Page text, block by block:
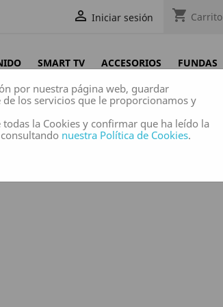
 Iniciar sesión shopping_cart Carrito
SMART TV ACCESORIOS FUNDAS
por nuestra página web, guardar
los servicios que le proporcionamos y
la Cookies y confirmar que ha leído la
nuestra Política de Cookies.